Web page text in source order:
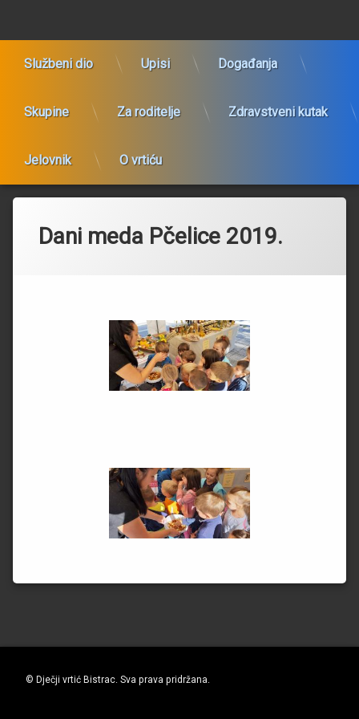
sadržaj
Službeni dio Upisi Događanja
Skupine Za roditelje Zdravstveni kutak
Jelovnik O vrtiću
Dani meda Pčelice 2019.
© Dječji vrtić Bistrac. Sva prava pridržana.